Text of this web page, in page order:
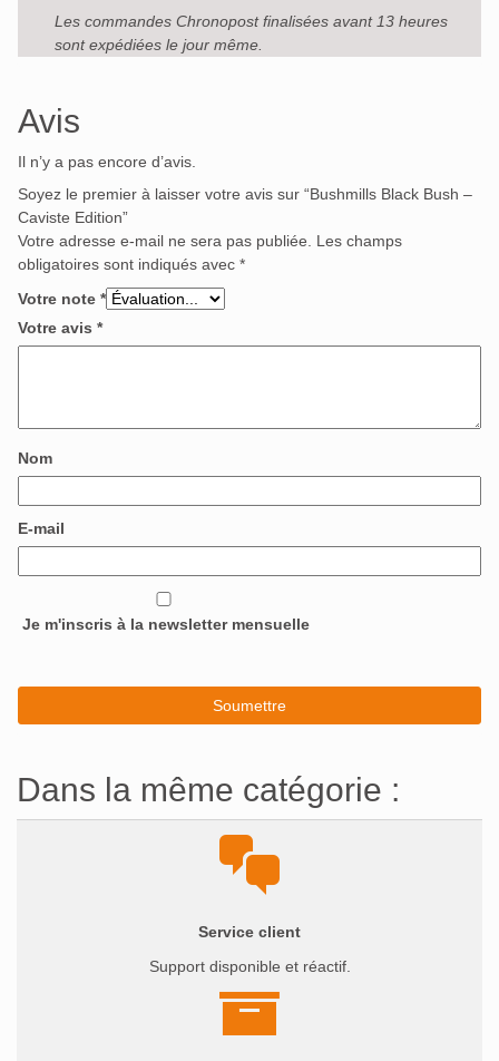
Les commandes Chronopost finalisées avant 13 heures
sont expédiées le jour même.
Avis
Il n’y a pas encore d’avis.
Soyez le premier à laisser votre avis sur “Bushmills Black Bush –
Caviste Edition”
Votre adresse e-mail ne sera pas publiée.
Les champs
obligatoires sont indiqués avec *
Votre note *
Votre avis *
Nom
E-mail
Je m'inscris à la newsletter mensuelle
Dans la même catégorie :
Service client
Support disponible et réactif.